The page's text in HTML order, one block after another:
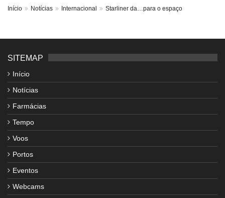
Início Notícias Internacional Starliner da…para o espaço
SITEMAP
Início
Notícias
Farmácias
Tempo
Voos
Portos
Eventos
Webcams